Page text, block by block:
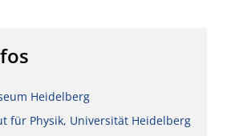
Heidelberg
für Physik, Universität Heidelberg